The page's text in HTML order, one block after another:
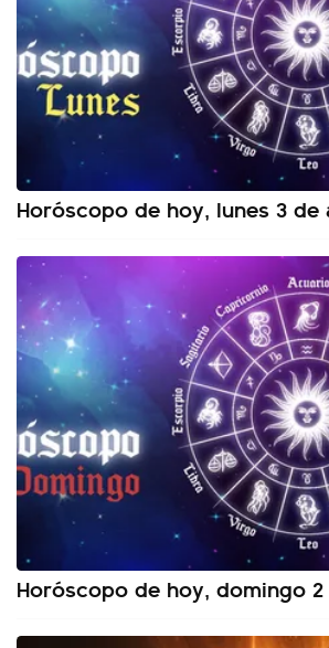
Horóscopo de hoy, lunes 3 de
Horóscopo de hoy, domingo